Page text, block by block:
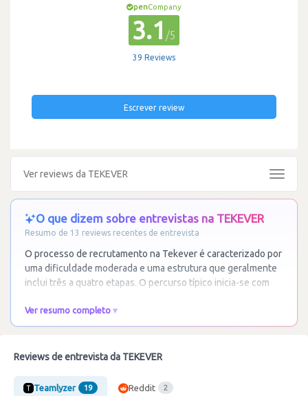
penCompany
3.1 /5
39 Reviews
Escrever review
Ver reviews da TEKEVER
Toggle
O que dizem sobre entrevistas na TEKEVER
Resumo de 13 reviews recentes de entrevista
O processo de recrutamento na Tekever é caracterizado por
uma dificuldade moderada e uma estrutura que geralmente
inclui três a quatro etapas. O percurso típico inicia-se com
Ver resumo completo
Reviews de entrevista da TEKEVER
Teamlyzer 19 Reddit 2